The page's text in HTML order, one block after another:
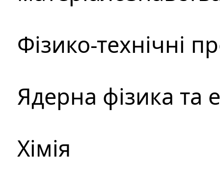
Фізико-технічні
Ядерна фізика та
Хімія